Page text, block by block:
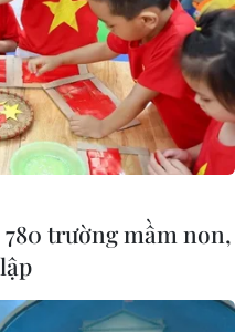
chủ
khí hậu
sớm
gió
trường mầm non,